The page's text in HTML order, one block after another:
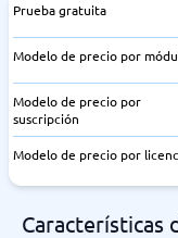
Prueba gratuita
Modelo de precio por
Modelo de precio por
suscripción
Modelo de precio por
Características